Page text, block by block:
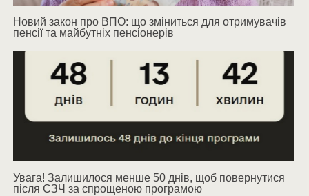
Новий закон про ВПО: що зміниться для отримувачів
пенсії та майбутніх пенсіонерів
Увага! Залишилося менше 50 днів, щоб повернутися
після СЗЧ за спрощеною програмою